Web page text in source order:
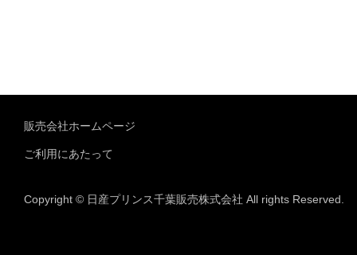
販売会社ホームページ
ご利用にあたって
Copyright © 日産プリンス千葉販売株式会社 All rights Reserved.